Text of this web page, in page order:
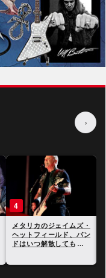
›
4
メタリカのジェイムズ・
ヘットフィールド、バン
ドはいつ解散してもおか